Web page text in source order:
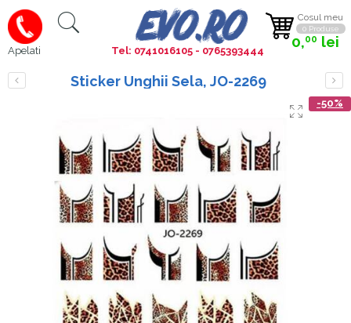
Apelati
Cosul meu
0 Produse
0,00 lei
Tel: 0741016105 - 0765393444
Sticker Unghii Sela, JO-2269
-50%